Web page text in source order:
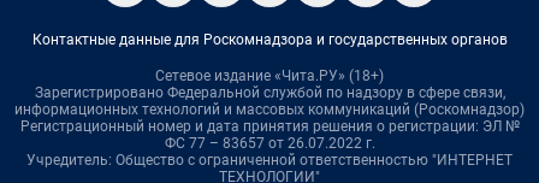
Контактные данные для Роскомнадзора и государственных органов
Сетевое издание «Чита.РУ» (18+)
Зарегистрировано Федеральной службой по надзору в сфере связи,
информационных технологий и массовых коммуникаций (Роскомнадзор)
Регистрационный номер и дата принятия решения о регистрации: ЭЛ №
ФС 77 – 83657 от 26.07.2022 г.
Учредитель: Общество с ограниченной ответственностью "ИНТЕРНЕТ
ТЕХНОЛОГИИ"